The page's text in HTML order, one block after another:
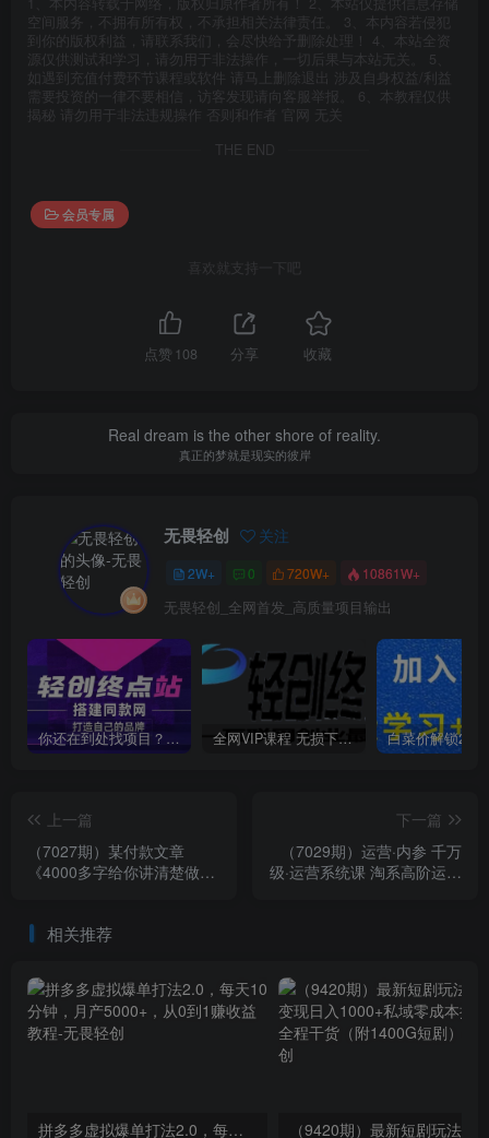
空间服务，不拥有所有权，不承担相关法律责任。 3、本内容若侵犯
到你的版权利益，请联系我们，会尽快给予删除处理！ 4、本站全资
源仅供测试和学习，请勿用于非法操作，一切后果与本站无关。 5、
如遇到充值付费环节课程或软件 请马上删除退出 涉及自身权益/利益
需要投资的一律不要相信，访客发现请向客服举报。 6、本教程仅供
揭秘 请勿用于非法违规操作 否则和作者 官网 无关
THE END
会员专属
喜欢就支持一下吧
点赞 108 分享 收藏
Real dream is the other shore of reality.
真正的梦就是现实的彼岸
无畏轻创 关注
2W+ 0 720W+ 10861W+
无畏轻创_全网首发_高质量项目输出
你还在到处找项目？还在当韭菜？我靠卖项目一个月收入5万+，曾经我也是个失败者。 全网VIP课程 无损下载~
上一篇
（7027期）某付款文章
《4000多字给你讲清楚做虚
下一篇
（7029期）运营·内参 千万
级·运营系统课 淘系高阶运营
相关推荐
拼多多虚拟爆单打法2.0，每天10分钟，月产5000+，从0到1赚收益教程